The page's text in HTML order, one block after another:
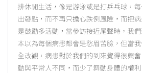
排休閒生活，像是游泳或是打乒乓球，
出發點，而不再只擔心跌倒風險，而把
是鼓勵多活動，當參訪接近尾聲時，我
本以為每個病患都會是愁眉苦臉，但當
全改觀，病患對於我們的到來覺得很興
動與平常人不同，而少了舞動身體的權